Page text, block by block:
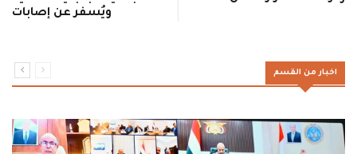
ويُسفر عن إصابات
اخبار من القسم